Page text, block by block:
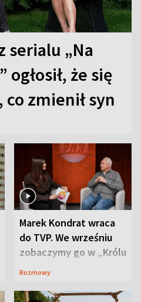
serialu „Na
ogłosił, że się
co zmienił syn
Marek Kondrat wraca
do TVP. We wrześniu
zobaczymy go w „Królu
Maciusiu I”
Rozmowy